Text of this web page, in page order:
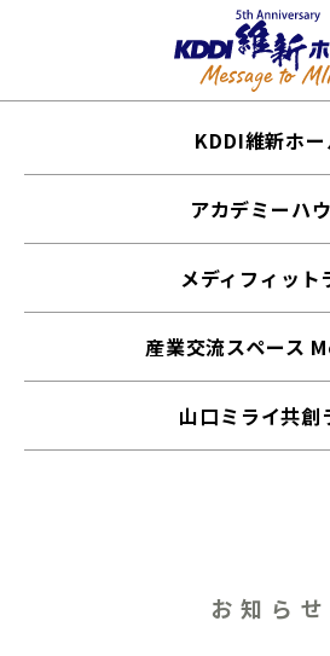
KDDI維新ホ
アカデミーハ
メディフィット
産業交流スペース
山口ミライ共創
お知らせ